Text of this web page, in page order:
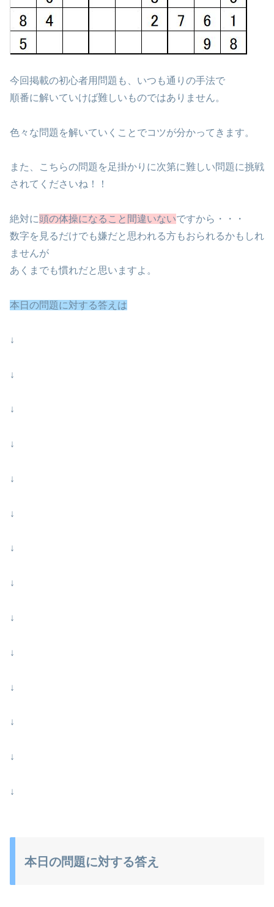
今回掲載の初心者用問題も、いつも通りの手法で
順番に解いていけば難しいものではありません。
色々な問題を解いていくことでコツが分かってきます。
また、こちらの問題を足掛かりに次第に難しい問題に挑戦
されてくださいね！！
絶対に頭の体操になること間違いないですから・・・
数字を見るだけでも嫌だと思われる方もおられるかもしれ
ませんが
あくまでも慣れだと思いますよ。
本日の問題に対する答えは
↓
↓
↓
↓
↓
↓
↓
↓
↓
↓
↓
↓
↓
↓
本日の問題に対する答え